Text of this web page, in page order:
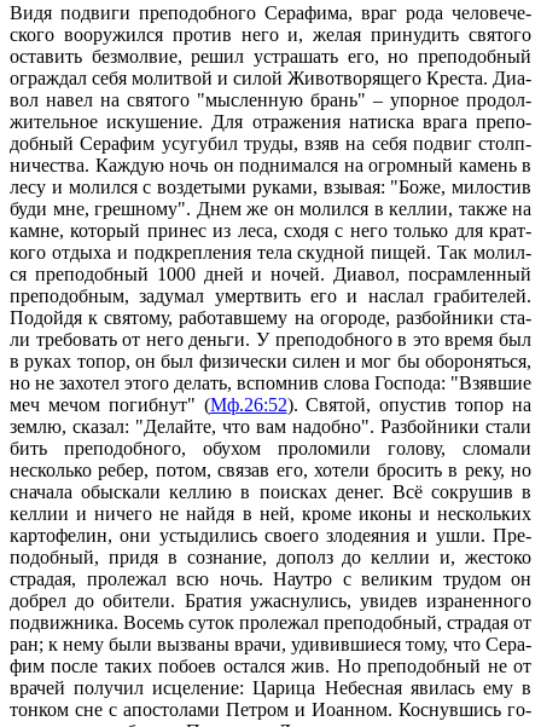
Ви­дя по­дви­ги пре­по­доб­но­го Се­ра­фи­ма, враг ро­да че­ло­ве­че­
ско­го во­ору­жил­ся про­тив него и, же­лая при­ну­дить свя­то­го
оста­вить без­мол­вие, ре­шил устра­шать его, но пре­по­доб­ный
ограж­дал се­бя мо­лит­вой и си­лой Жи­во­тво­ря­ще­го Кре­ста. Диа­
вол на­вел на свя­то­го "мыс­лен­ную брань" – упор­ное про­дол­
жи­тель­ное ис­ку­ше­ние. Для от­ра­же­ния на­тис­ка вра­га пре­по­
доб­ный Се­ра­фим усу­гу­бил тру­ды, взяв на се­бя по­двиг столп­
ни­че­ства. Каж­дую ночь он под­ни­мал­ся на огром­ный ка­мень в
ле­су и мо­лил­ся с воз­де­ты­ми ру­ка­ми, взы­вая: "Бо­же, ми­ло­стив
бу­ди мне, греш­но­му". Днем же он мо­лил­ся в кел­лии, так­же на
камне, ко­то­рый при­нес из ле­са, схо­дя с него толь­ко для крат­
ко­го от­ды­ха и под­креп­ле­ния те­ла скуд­ной пи­щей. Так мо­лил­
ся пре­по­доб­ный 1000 дней и но­чей. Диа­вол, по­срам­лен­ный
пре­по­доб­ным, за­ду­мал умерт­вить его и на­слал гра­би­те­лей.
По­дой­дя к свя­то­му, ра­бо­тав­ше­му на ого­ро­де, раз­бой­ни­ки ста­
ли тре­бо­вать от него день­ги. У пре­по­доб­но­го в это вре­мя был
в ру­ках то­пор, он был физи­че­ски си­лен и мог бы обо­ро­нять­ся,
но не за­хо­тел это­го де­лать, вспом­нив сло­ва Гос­по­да: "Взяв­шие
меч ме­чом по­гиб­нут" (Мф.26:52). Свя­той, опу­стив то­пор на
зем­лю, ска­зал: "Де­лай­те, что вам на­доб­но". Раз­бой­ни­ки ста­ли
бить пре­по­доб­но­го, обу­хом про­ло­ми­ли го­ло­ву, сло­ма­ли
несколь­ко ре­бер, по­том, свя­зав его, хо­те­ли бро­сить в ре­ку, но
сна­ча­ла обыс­ка­ли кел­лию в по­ис­ках де­нег. Всё со­кру­шив в
кел­лии и ни­че­го не най­дя в ней, кро­ме ико­ны и несколь­ких
кар­то­фе­лин, они усты­ди­лись сво­е­го зло­де­я­ния и ушли. Пре­
по­доб­ный, при­дя в со­зна­ние, до­полз до кел­лии и, же­сто­ко
стра­дая, про­ле­жал всю ночь. На­ут­ро с ве­ли­ким тру­дом он
добрел до оби­те­ли. Бра­тия ужас­ну­лись, уви­дев из­ра­нен­но­го
по­движ­ни­ка. Во­семь су­ток про­ле­жал пре­по­доб­ный, стра­дая от
ран; к нему бы­ли вы­зва­ны вра­чи, уди­вив­ши­е­ся то­му, что Се­ра­
фим по­сле та­ких по­бо­ев остал­ся жив. Но пре­по­доб­ный не от
вра­чей по­лу­чил ис­це­ле­ние: Ца­ри­ца Небес­ная яви­лась ему в
тон­ком сне с апо­сто­ла­ми Пет­ром и Иоан­ном. Кос­нув­шись го­